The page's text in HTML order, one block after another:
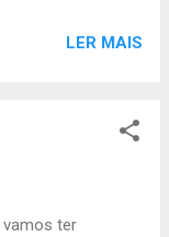
LER MAIS
vamos ter